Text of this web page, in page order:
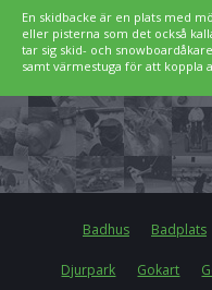
En skidbacke är en plats med
eller pisterna som det också
tar sig skid- och
samt värmestuga för att koppla
Badhus Badplats
Djurpark Gokart